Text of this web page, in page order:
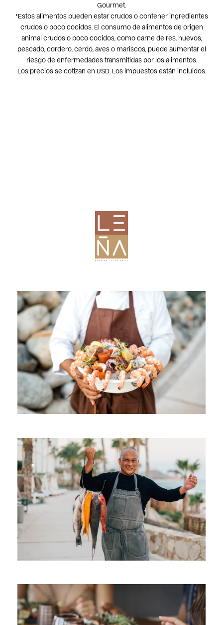
Gourmet.
*Estos alimentos pueden estar crudos o contener ingredientes
crudos o poco cocidos. El consumo de alimentos de origen
animal crudos o poco cocidos, como carne de res, huevos,
pescado, cordero, cerdo, aves o mariscos, puede aumentar el
riesgo de enfermedades transmitidas por los alimentos.
Los precios se cotizan en USD. Los impuestos están incluidos.